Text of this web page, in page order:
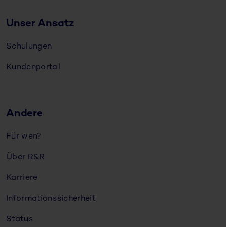
Unser Ansatz
Schulungen
Kundenportal
Andere
Für wen?
Über R&R
Karriere
Informationssicherheit
Status